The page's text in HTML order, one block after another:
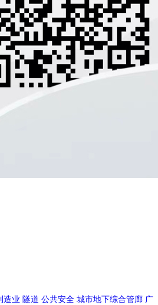
造业 隧道 公共安全 城市地下综合管廊 广